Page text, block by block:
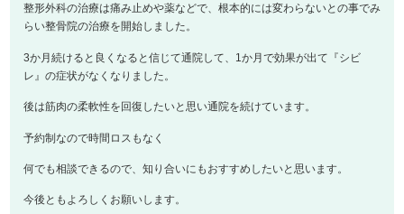
整形外科の治療は痛み止めや薬などで、根本的には変わらないとの事でみ
らい整骨院の治療を開始しました。
3か月続けると良くなると信じて通院して、1か月で効果が出て『シビ
レ』の症状がなくなりました。
後は筋肉の柔軟性を回復したいと思い通院を続けています。
予約制なので時間ロスもなく
何でも相談できるので、知り合いにもおすすめしたいと思います。
今後ともよろしくお願いします。